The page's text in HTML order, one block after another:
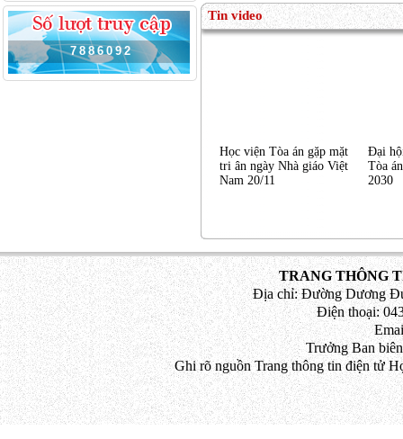
7 8 8 6 0 9 2
Tin video
Học viện Tòa án gặp mặt
tri ân ngày Nhà giáo Việt
Nam 20/11
Đại
Tòa
2030
TRANG THÔNG
Địa chỉ: Đường Dương
Điện thoại:
Trưởng Ban
Ghi rõ nguồn Trang thông tin điện tử